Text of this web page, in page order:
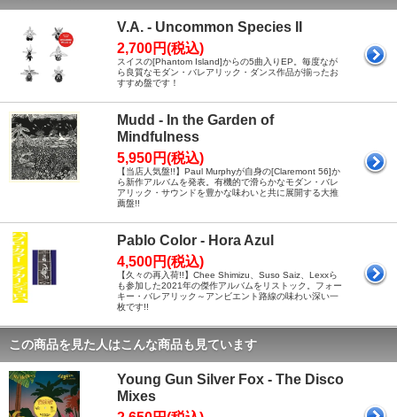
V.A. - Uncommon Species II
2,700円(税込)
スイスの[Phantom Island]からの5曲入りEP。毎度なが
ら良質なモダン・バレアリック・ダンス作品が揃ったお
すすめ盤です！
Mudd - In the Garden of
Mindfulness
5,950円(税込)
【当店人気盤!!】Paul Murphyが自身の[Claremont 56]か
ら新作アルバムを発表。有機的で滑らかなモダン・バレ
アリック・サウンドを豊かな味わいと共に展開する大推
薦盤!!
Pablo Color - Hora Azul
4,500円(税込)
【久々の再入荷!!】Chee Shimizu、Suso Saiz、Lexxら
も参加した2021年の傑作アルバムをリストック。フォー
キー・バレアリック～アンビエント路線の味わい深い一
枚です!!
この商品を見た人はこんな商品も見ています
Young Gun Silver Fox - The Disco
Mixes